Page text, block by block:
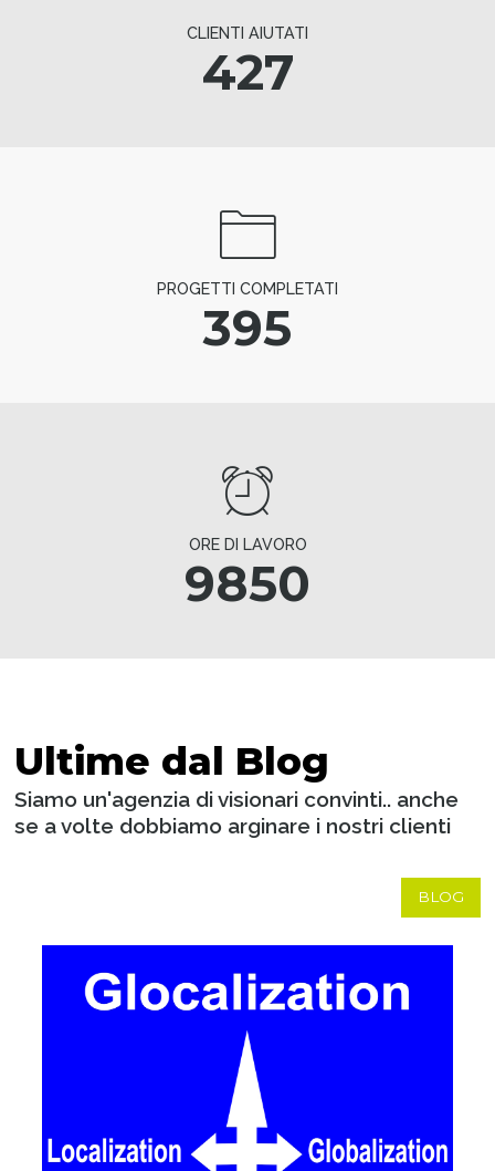
CLIENTI AIUTATI
427
PROGETTI COMPLETATI
395
ORE DI LAVORO
9850
Ultime dal Blog
Siamo un'agenzia di visionari convinti.. anche
se a volte dobbiamo arginare i nostri clienti
BLOG